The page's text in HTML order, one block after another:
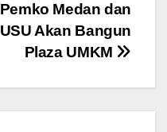
Pemko Medan dan
USU Akan Bangun
Plaza UMKM